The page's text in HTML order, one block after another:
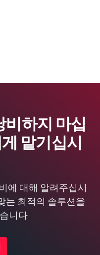
비하지 마십
맡기십시
에 대해 알려주십시
는 최적의 솔루션을
니다